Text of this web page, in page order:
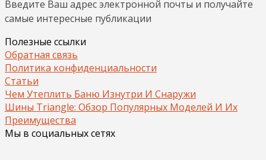
Введите Ваш адрес электронной почты и получайте
самые интересные публикации
Полезные ссылки
Обратная связь
Политика конфиденциальности
Статьи
Чем Утеплить Баню Изнутри И Снаружи
Шины Triangle: Обзор Популярных Моделей И Их
Преимущества
Мы в социальных сетях